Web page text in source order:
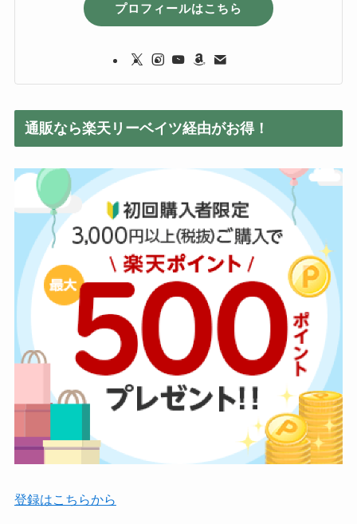
プロフィールはこちら
通販なら楽天リーベイツ経由がお得！
登録はこちらから